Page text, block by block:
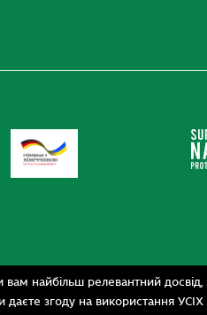
найбільш релевантний
даєте згоду на використання